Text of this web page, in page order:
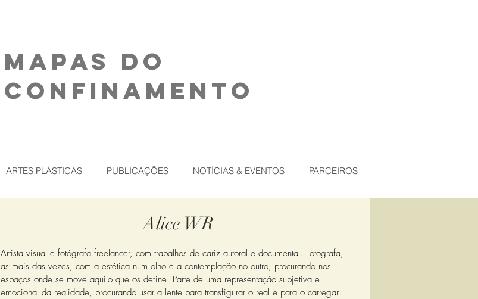
MAPAS DO
CONFINAMENTO
ARTES PLÁSTICAS PUBLICAÇÕES NOTÍCIAS & EVENTOS PARCEIROS
Alice WR
Artista visual e fotógrafa freelancer, com trabalhos de cariz autoral e documental. Fotografa,
as mais das vezes, com a estética num olho e a contemplação no outro, procurando nos
espaços onde se move aquilo que os define. Parte de uma representação subjetiva e
emocional da realidade, procurando usar a lente para transfigurar o real e para o carregar